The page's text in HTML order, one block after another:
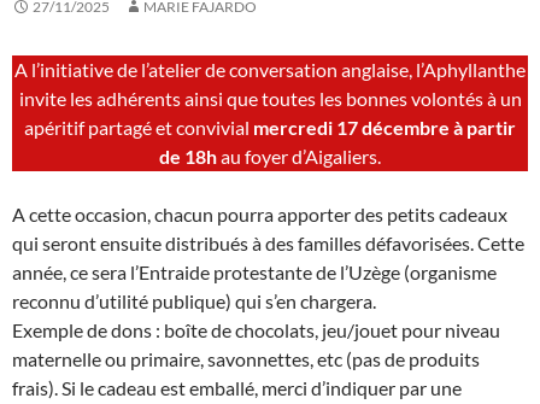
27/11/2025 MARIE FAJARDO
A l’initiative de l’atelier de conversation anglaise, l’Aphyllanthe
invite les adhérents ainsi que toutes les bonnes volontés à un
apéritif partagé et convivial mercredi 17 décembre à partir
de 18hau foyer d’Aigaliers.
A cette occasion, chacun pourra apporter des petits cadeaux
qui seront ensuite distribués à des familles défavorisées. Cette
année, ce sera l’Entraide protestante de l’Uzège (organisme
reconnu d’utilité publique) qui s’en chargera.
Exemple de dons : boîte de chocolats, jeu/jouet pour niveau
maternelle ou primaire, savonnettes, etc (pas de produits
frais). Si le cadeau est emballé, merci d’indiquer par une